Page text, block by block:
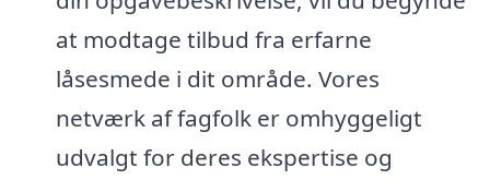
at modtage tilbud fra erfarne
låsesmede i dit område. Vores
netværk af fagfolk er omhyggeligt
udvalgt for deres ekspertise og